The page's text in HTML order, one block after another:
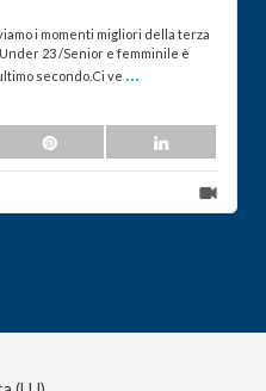
i momenti migliori della terza
23 /Senior e femminile è
secondo.Ci ve ...